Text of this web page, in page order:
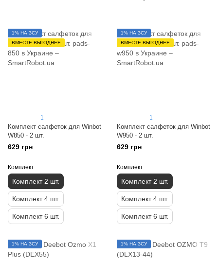
1% НА ЗСУ
ВМЕСТЕ ВЫГОДНЕЕ
1
Комплект салфеток для Winbot
W850 - 2 шт.
629 грн
Комплект
Комплект 2 шт.
Комплект 4 шт.
Комплект 6 шт.
1% НА ЗСУ
ВМЕСТЕ ВЫГОДНЕЕ
1
Комплект салфеток для Winbot
W950 - 2 шт.
629 грн
Комплект
Комплект 2 шт.
Комплект 4 шт.
Комплект 6 шт.
1% НА ЗСУ 1% НА ЗСУ